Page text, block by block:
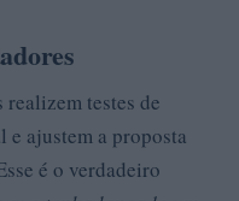
testes de
ajustem a proposta
é o verdadeiro